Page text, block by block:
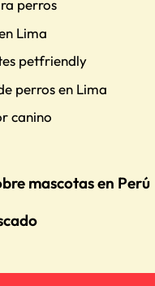
perros
Lima
petfriendly
perros en Lima
canino
mascotas en Perú